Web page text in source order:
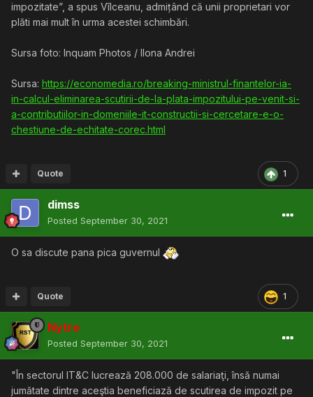
impozitate”, a spus Vîlceanu, admițând că unii proprietari vor
plăti mai mult în urma acestei schimbări.
Sursa foto: Inquam Photos / Ilona Andrei
Sursa: https://economedia.ro/breaking-ministrul-finantelor-ia-
in-calcul-eliminarea-scutirii-de-la-plata-impozitului-pe-venit-si-
a-contributiilor-in-domeniile-it-constructii-si-cercetare-e-o-
chestiune-de-echitate-corec.html
1
Quote
dimss
Posted September 30, 2021
O sa discute pana pica guvernul
1
Quote
Nytro
Posted September 30, 2021
"În sectorul IT&C lucrează 208.000 de salariaţi, însă numai
jumătate dintre aceştia beneficiază de scutirea de impozit pe